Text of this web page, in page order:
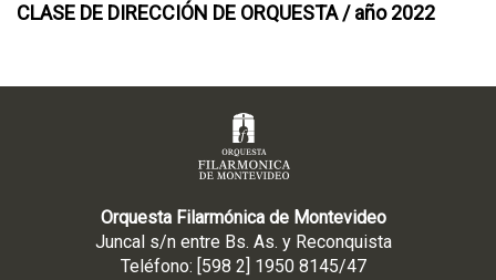
CLASE DE DIRECCIÓN DE ORQUESTA / año 2022
Orquesta Filarmónica de Montevideo
Juncal s/n entre Bs. As. y Reconquista
Teléfono: [598 2] 1950 8145/47